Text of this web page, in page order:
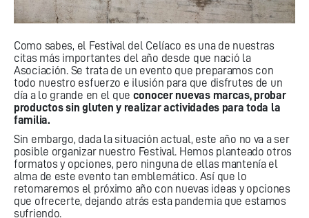
Como sabes, el Festival del Celíaco es una de nuestras
citas más importantes del año desde que nació la
Asociación. Se trata de un evento que preparamos con
todo nuestro esfuerzo e ilusión para que disfrutes de un
día a lo grande en el que conocer nuevas marcas, probar
productos sin gluten y realizar actividades para toda la
familia.
Sin embargo, dada la situación actual, este año no va a ser
posible organizar nuestro Festival. Hemos planteado otros
formatos y opciones, pero ninguna de ellas mantenía el
alma de este evento tan emblemático. Así que lo
retomaremos el próximo año con nuevas ideas y opciones
que ofrecerte, dejando atrás esta pandemia que estamos
sufriendo.